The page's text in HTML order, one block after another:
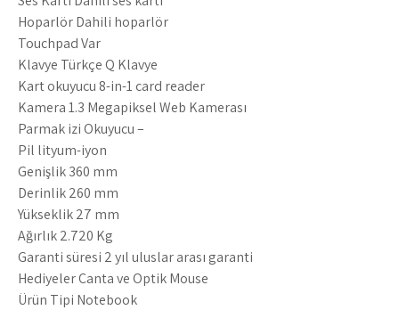
Hoparlör Dahili hoparlör
Touchpad Var
Klavye Türkçe Q Klavye
Kart okuyucu 8-in-1 card reader
Kamera 1.3 Megapiksel Web Kamerası
Parmak izi Okuyucu –
Pil lityum-iyon
Genişlik 360 mm
Derinlik 260 mm
Yükseklik 27 mm
Ağırlık 2.720 Kg
Garanti süresi 2 yıl uluslar arası garanti
Hediyeler Çanta ve Optik Mouse
Ürün Tipi Notebook